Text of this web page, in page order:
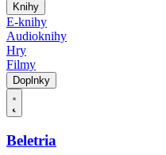
Knihy
E-knihy
Audioknihy
Hry
Filmy
Doplnky
Beletria